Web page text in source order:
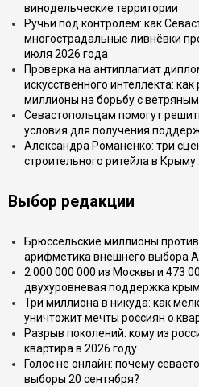
винодельческие территории
Ручьи под контролем: как
многострадальные ливнёвки
июля 2026 года
Проверка на антиплагиат
искусственного интеллекта:
миллионы на борьбу с
Севастопольцам помогут
условия для получения
Александра Романенко: три
строительного ритейла в Крыму
Выбор редакции
Брюссельские миллионы
арифметика внешнего выбора
2 000 000 000 из Москвы и 473
двухуровневая поддержка
Три миллиона в никуда: как
уничтожит мечты россиян о
Разрыв поколений: кому из
квартира в 2026 году
Голос не онлайн: почему
выборы 20 сентября?